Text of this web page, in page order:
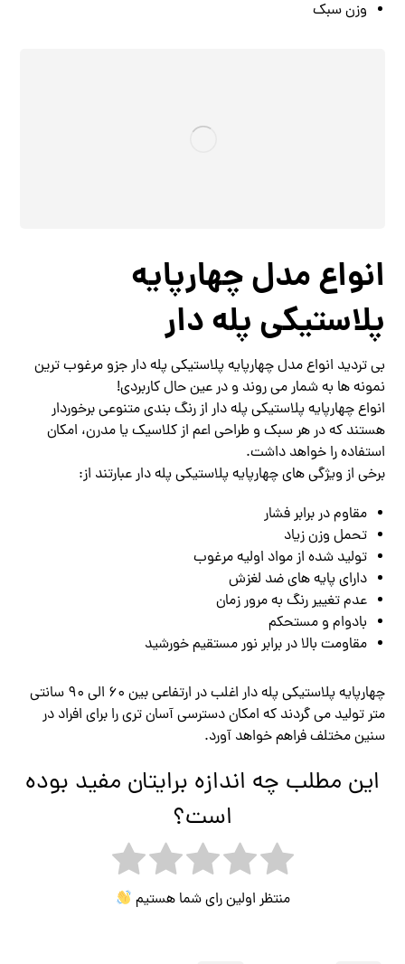
وزن سبک
انواع مدل چهارپایه
پلاستیکی پله دار
بی تردید انواع مدل چهارپایه پلاستیکی پله دار جزو مرغوب ترین
نمونه ها به شمار می روند و در عین حال کاربردی!
انواع چهارپایه پلاستیکی پله دار از رنگ بندی متنوعی برخوردار
هستند که در هر سبک و طراحی اعم از کلاسیک یا مدرن، امکان
استفاده را خواهد داشت.
برخی از ویژگی های چهارپایه پلاستیکی پله دار عبارتند از:
مقاوم در برابر فشار
تحمل وزن زیاد
تولید شده از مواد اولیه مرغوب
دارای پایه های ضد لغزش
عدم تغییر رنگ به مرور زمان
بادوام و مستحکم
مقاومت بالا در برابر نور مستقیم خورشید
چهارپایه پلاستیکی پله دار اغلب در ارتفاعی بین 60 الی 90 سانتی
متر تولید می گردند که امکان دسترسی آسان تری را برای افراد در
سنین مختلف فراهم خواهد آورد.
این مطلب چه اندازه برایتان مفید بوده
است؟
منتظر اولین رای شما هستیم